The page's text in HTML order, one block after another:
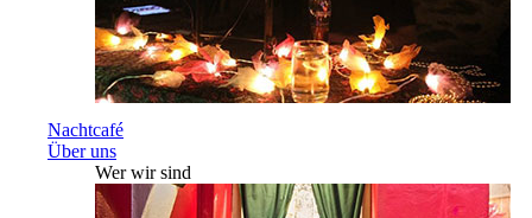
Nachtcafé
Über uns
Wer wir sind